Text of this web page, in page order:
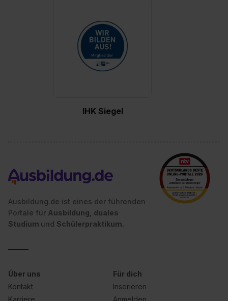
Wirkung für die Zukunft ganz oder teilweise über unsere
Datenschutzerklärung unter dem Punkt „Datenschutz-
Einstellungen“ widerrufen. Weitere Informationen zu den
einzelnen Cookies findest du durch Klick auf „Details
IHK Siegel
Ausbildung.de ist eines der führenden
Portale für Ausbildung, duales
Studium und Schülerpraktikum.
Über uns
Kontakt
Für dich
Inserieren